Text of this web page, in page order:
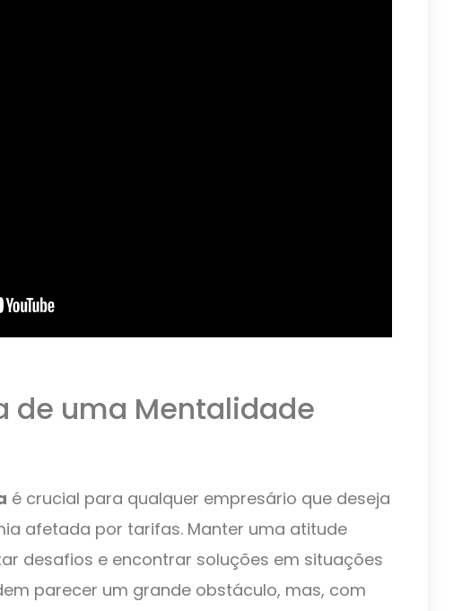
de uma Mentalidade
é crucial para qualquer empresário que deseja
afetada por tarifas. Manter uma atitude
desafios e encontrar soluções em situações
parecer um grande obstáculo, mas, com